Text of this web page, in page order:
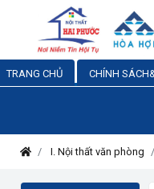
TRANG CHỦ CHÍNH
I. Nội thất văn phòng